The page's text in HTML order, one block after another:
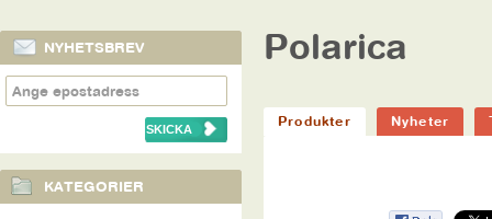
NYHETSBREV
KATEGORIER
Polarica
Produkter Nyheter